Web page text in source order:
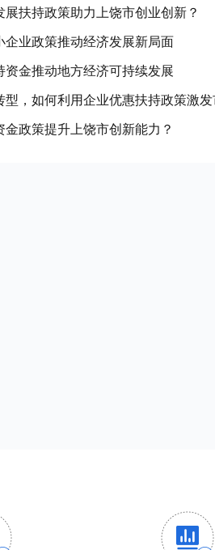
扶持政策助力上饶市创业创新？
企业政策推动经济发展新局面
金推动地方经济可持续发展
型，如何利用企业优惠扶持政策激
政策提升上饶市创新能力？